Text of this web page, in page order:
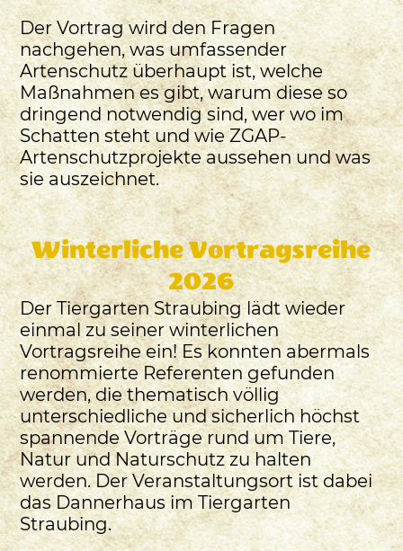
Der Vortrag wird den Fragen
nachgehen, was umfassender
Artenschutz überhaupt ist, welche
Maßnahmen es gibt, warum diese so
dringend notwendig sind, wer wo im
Schatten steht und wie ZGAP-
Artenschutzprojekte aussehen und was
sie auszeichnet.
Winterliche Vortragsreihe
2026
Der Tiergarten Straubing lädt wieder
einmal zu seiner winterlichen
Vortragsreihe ein! Es konnten abermals
renommierte Referenten gefunden
werden, die thematisch völlig
unterschiedliche und sicherlich höchst
spannende Vorträge rund um Tiere,
Natur und Naturschutz zu halten
werden. Der Veranstaltungsort ist dabei
das Dannerhaus im Tiergarten
Straubing.